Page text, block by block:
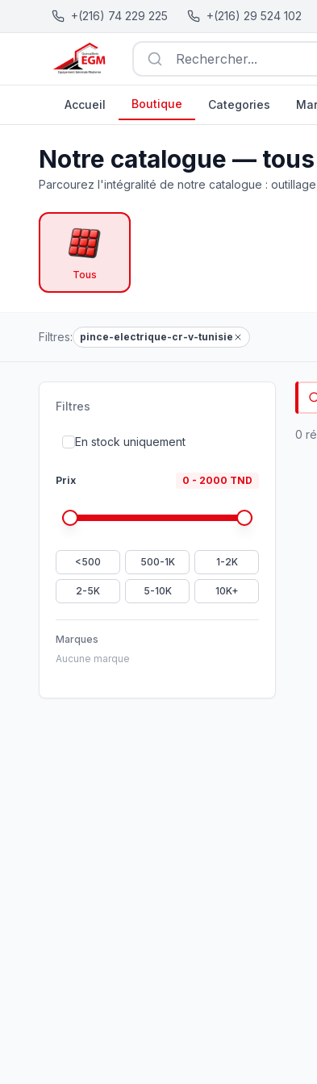
+(216) 74 229 225 +(216) 29 524 102
Rechercher...
Accueil Boutique Categories
Notre catalogue —
Parcourez l'intégralité de notre catalogue :
Tous
Filtres: pince-electrique-cr-v-tunisie
Filtres
En stock uniquement
Prix 0 - 2000 TND
<500 500-1K 1-2K
2-5K 5-10K 10K+
Marques
Aucune marque
0